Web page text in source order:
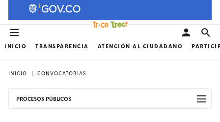
INICIO TRANSPARENCIA ATENCIÓN AL CIUDADANO
INICIO CONVOCATORIAS
PROCESOS PÚBLICOS